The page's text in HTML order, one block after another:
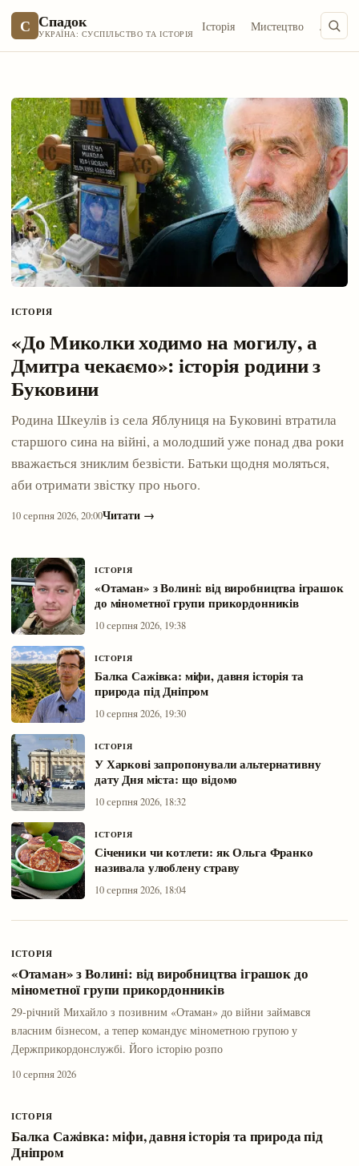
С Спадок
УКРАЇНА: СУСПІЛЬСТВО ТА ІСТОРІЯ
Історія Мистецтво
ІСТОРІЯ
«До Миколки ходимо на могилу, а
Дмитра чекаємо»: історія родини з
Буковини
Родина Шкеулів із села Яблуниця на Буковині втратила
старшого сина на війні, а молодший уже понад два роки
вважається зниклим безвісти. Батьки щодня моляться,
аби отримати звістку про нього.
10 серпня 2026, 20:00Читати →
ІСТОРІЯ
«Отаман» з Волині: від виробництва іграшок
до мінометної групи прикордонників
10 серпня 2026, 19:38
ІСТОРІЯ
Балка Сажівка: міфи, давня історія та
природа під Дніпром
10 серпня 2026, 19:30
ІСТОРІЯ
У Харкові запропонували альтернативну
дату Дня міста: що відомо
10 серпня 2026, 18:32
ІСТОРІЯ
Січеники чи котлети: як Ольга Франко
називала улюблену страву
10 серпня 2026, 18:04
ІСТОРІЯ
«Отаман» з Волині: від виробництва іграшок до
мінометної групи прикордонників
29-річний Михайло з позивним «Отаман» до війни займався
власним бізнесом, а тепер командує мінометною групою у
Держприкордонслужбі. Його історію розпо
10 серпня 2026
ІСТОРІЯ
Балка Сажівка: міфи, давня історія та природа під
Дніпром